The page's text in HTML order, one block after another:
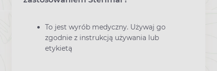
To jest wyrób medyczny. Używaj go
zgodnie z instrukcją używania lub
etykietą